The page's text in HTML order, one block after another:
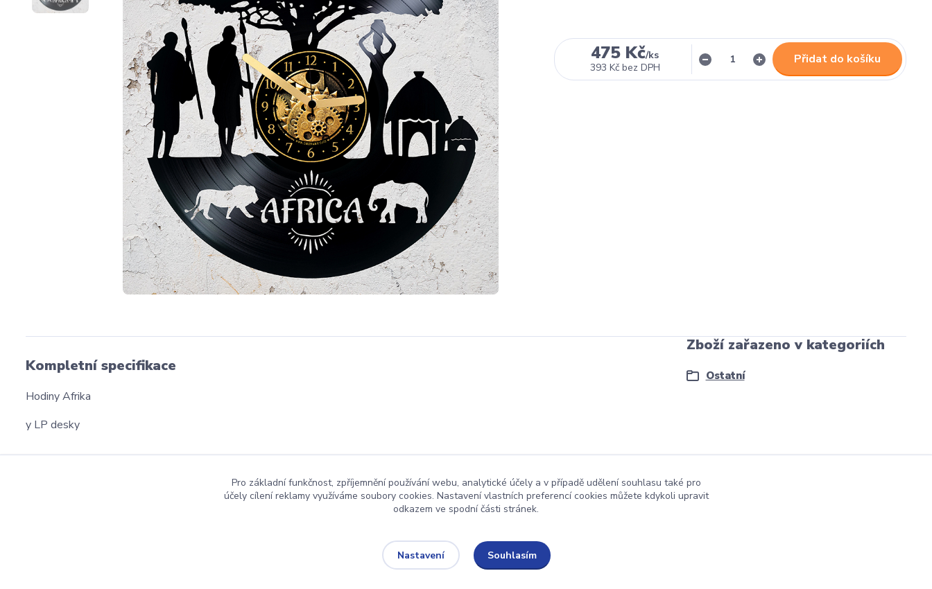
475 Kč/ks
393 Kč bez DPH
Přidat do košíku
Kompletní specifikace
Hodiny Afrika
y LP desky
Zboží zařazeno v kategoriích
Ostatní
Upravit sběr cookies.
Pro základní funkčnost, zpříjemnění používání webu, analytické účely a v případě udělení souhlasu také pro
účely cílení reklamy využíváme soubory cookies. Nastavení vlastních preferencí cookies můžete kdykoli upravit
odkazem ve spodní části stránek.
Nastavení Souhlasím